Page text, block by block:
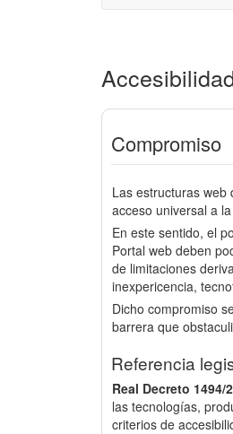
Compromiso
Las estructuras
acceso universal a
En este sentido, el
Portal web deben
de limitaciones
inexpericencia,
Dicho compromiso
barrera que
Referencia
Real Decreto 1494/
las tecnologías,
criterios de